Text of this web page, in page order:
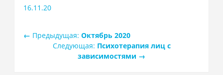
16.11.20
← Предыдущая: Октябрь 2020
Следующая: Психотерапия лиц с
зависимостями →